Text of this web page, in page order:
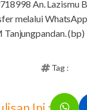
An. Lazismu
melalui
(bp)
Tag :